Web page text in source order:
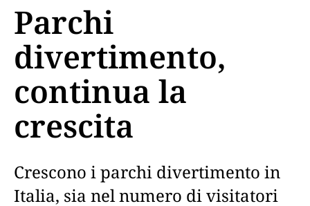
Parchi
divertimento,
continua la
crescita
Crescono i parchi divertimento in
Italia, sia nel numero di visitatori